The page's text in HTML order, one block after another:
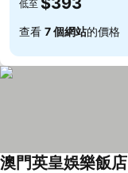
低至
查看 7 個網站的價格
澳門英皇娛樂飯店